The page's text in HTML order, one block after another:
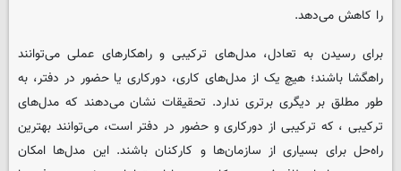
را کاهش می‌دهد.
برای رسیدن به تعادل، مدل‌های ترکیبی و راهکارهای عملی می‌توانند
راهگشا باشند؛ هیچ یک از مدل‌های کاری، دورکاری یا حضور در دفتر، به
طور مطلق بر دیگری برتری ندارد. تحقیقات نشان می‌دهند که مدل‌های
ترکیبی ، که ترکیبی از دورکاری و حضور در دفتر است، می‌توانند بهترین
راه‌حل برای بسیاری از سازمان‌ها و کارکنان باشند. این مدل‌ها امکان